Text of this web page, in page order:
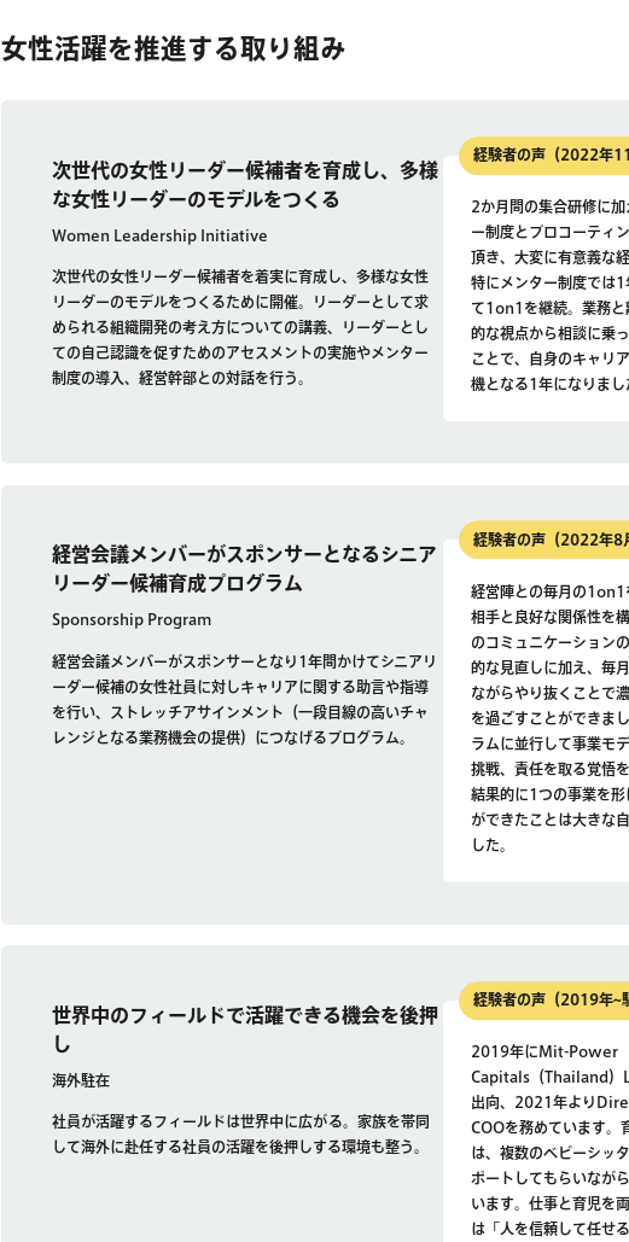
女性活躍を推進する取り組み
次世代の女性リーダー候補者を育成し、多様
な女性リーダーのモデルをつくる
Women Leadership Initiative
次世代の女性リーダー候補者を着実に育成し、多様な女性
リーダーのモデルをつくるために開催。リーダーとして求
められる組織開発の考え方についての講義、リーダーとし
ての自己認識を促すためのアセスメントの実施やメンター
制度の導入、経営幹部との対話を行う。
経験者の声（2022年
2か月間の集合研修に加
ー制度とプロコーティ
頂き、大変に有意義な経
特にメンター制度では1
て1on1を継続。業務と
的な視点から相談に乗
ことで、自身のキャリ
機となる1年になりまし
経営会議メンバーがスポンサーとなるシニア
リーダー候補育成プログラム
Sponsorship Program
経営会議メンバーがスポンサーとなり1年間かけてシニアリ
ーダー候補の女性社員に対しキャリアに関する助言や指導
を行い、ストレッチアサインメント（一段目線の高いチャ
レンジとなる業務機会の提供）につなげるプログラム。
経験者の声（2022年8
経営陣との毎月の1on1
相手と良好な関係性を
のコミュニケーション
的な見直しに加え、毎
ながらやり抜くことで
を過ごすことができま
ラムに並行して事業モ
挑戦、責任を取る覚悟
結果的に1つの事業を形
ができたことは大きな
した。
世界中のフィールドで活躍できる機会を後押
し
海外駐在
社員が活躍するフィールドは世界中に広がる。家族を帯同
して海外に赴任する社員の活躍を後押しする環境も整う。
経験者の声（2019年~
2019年にMit-Power
Capitals（Thailand）
出向、2021年より
COOを務めています。
は、複数のベビーシッ
ポートしてもらいなが
います。仕事と育児を
は「人を信頼して任せ